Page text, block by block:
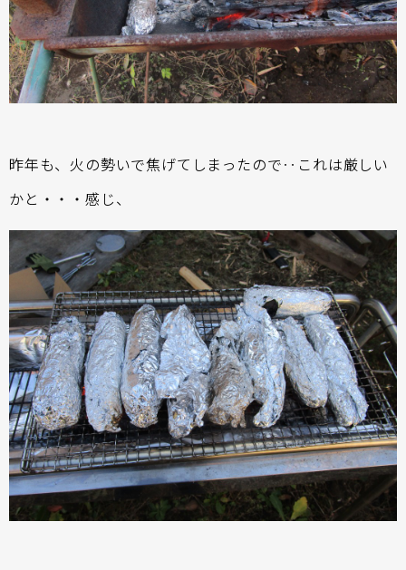
昨年も、火の勢いで焦げてしまったので‥これは厳しい
かと・・・感じ、